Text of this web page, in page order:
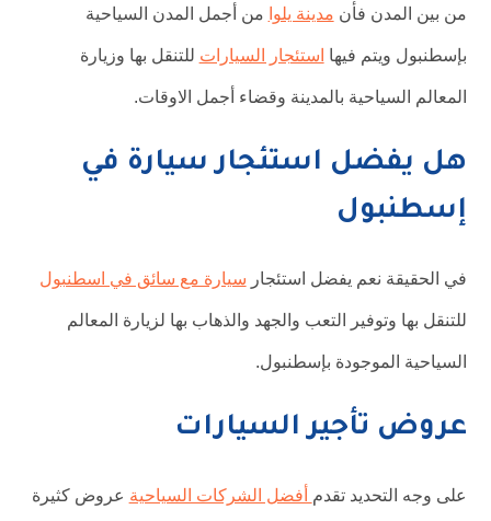
من بين المدن فأن مدينة يلوا من أجمل المدن السياحية
بإسطنبول ويتم فيها استئجار السيارات للتنقل بها وزيارة
المعالم السياحية بالمدينة وقضاء أجمل الاوقات.
هل يفضل استئجار سيارة في
إسطنبول
في الحقيقة نعم يفضل استئجار سيارة مع سائق في اسطنبول
للتنقل بها وتوفير التعب والجهد والذهاب بها لزيارة المعالم
السياحية الموجودة بإسطنبول.
عروض تأجير السيارات
على وجه التحديد تقدم أفضل الشركات السياحية عروض كثيرة